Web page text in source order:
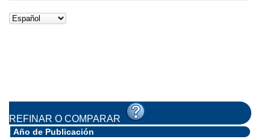
REFINAR O COMPARAR
Año de Publicación